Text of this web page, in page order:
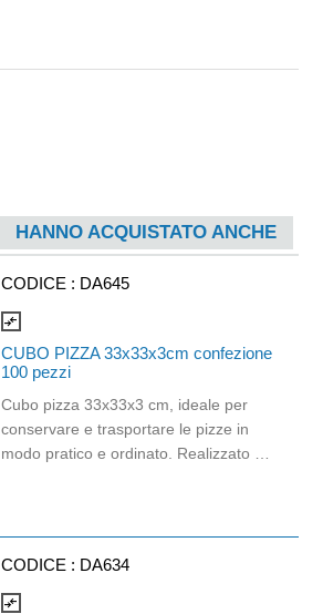
HANNO ACQUISTATO ANCHE
CODICE : DA645
compare_arrows
CUBO PIZZA 33x33x3cm confezione
100 pezzi
Cubo pizza 33x33x3 cm, ideale per
conservare e trasportare le pizze in
modo pratico e ordinato. Realizzato in
spazio, rendendolo perfetto per
pizzerie, asporto e servizi di delivery.
CODICE : DA634
compare_arrows